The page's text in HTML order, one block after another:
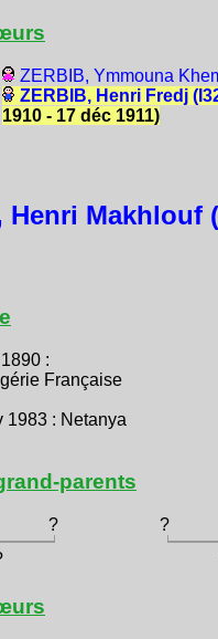
ZERBIB, Ymmouna
ZERBIB, Henri Fredj
1910 - 17 déc 1911)
Makhlouf
1890 :
Française
1983 : Netanya
parents
? ?